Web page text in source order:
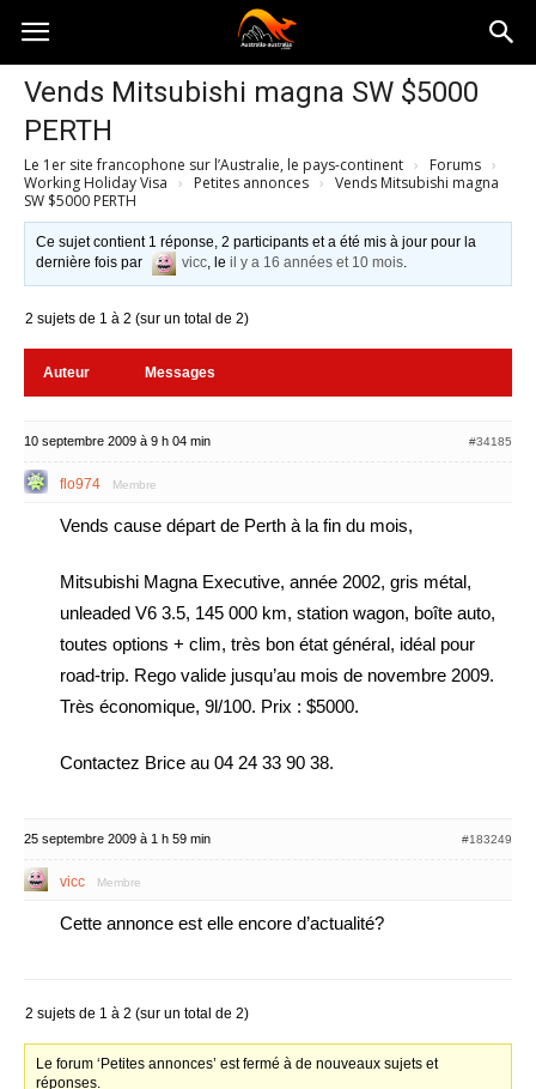
Australia-
australie.com
Vends Mitsubishi magna SW $5000
PERTH
Le 1er site francophone sur l’Australie, le pays-continent › Forums ›
Working Holiday Visa › Petites annonces › Vends Mitsubishi magna
SW $5000 PERTH
Ce sujet contient 1 réponse, 2 participants et a été mis à jour pour la
dernière fois par
vicc, leil y a 16 années et 10 mois.
2 sujets de 1 à 2 (sur un total de 2)
Auteur Messages
10 septembre 2009 à 9 h 04 min #34185
flo974 Membre
Vends cause départ de Perth à la fin du mois,
Mitsubishi Magna Executive, année 2002, gris métal,
unleaded V6 3.5, 145 000 km, station wagon, boîte auto,
toutes options + clim, très bon état général, idéal pour
road-trip. Rego valide jusqu’au mois de novembre 2009.
Très économique, 9l/100. Prix : $5000.
Contactez Brice au 04 24 33 90 38.
25 septembre 2009 à 1 h 59 min #183249
vicc Membre
Cette annonce est elle encore d’actualité?
2 sujets de 1 à 2 (sur un total de 2)
Le forum ‘Petites annonces’ est fermé à de nouveaux sujets et
réponses.